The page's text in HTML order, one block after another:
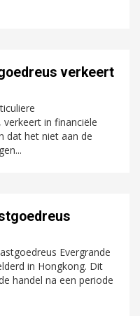
verkeert
in financiële
dat het niet aan de
Evergrande
in Hongkong. Dit
handel na een periode